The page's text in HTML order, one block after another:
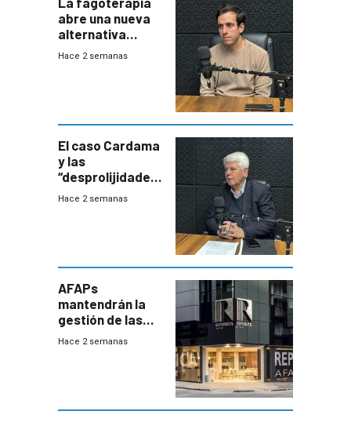
abre una nueva
alternativa
contra bacterias
innovadora
Hace 2 semanas
El caso Cardama
y las
“desprolijidades”
que la
Hace 2 semanas
AFAPs
mantendrán la
gestión de las
cuentas
Hace 2 semanas